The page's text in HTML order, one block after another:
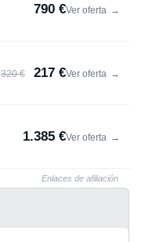
790 €Ver oferta →
320 € 217 €Ver oferta →
1.385 €Ver oferta →
Enlaces de afiliación